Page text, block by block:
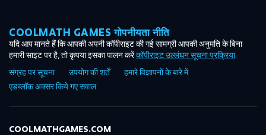
COOLMATH GAMES गोपनीयता नीति
यदि आप मानते हैं कि आपकी अपनी कॉपीराइट की गई सामग्री आपकी अनुमति के बिना
हमारी साइट पर है, तो कृपया इसका पालन करेंकॉपीराइट उल्लंघन सूचना प्रक्रिया.
संग्रह पर सूचना
उपयोग की शर्तें
हमारे विज्ञापनों के बारे में
एडब्लॉक अक्सर किये गए सवाल
COOLMATHGAMES.COM